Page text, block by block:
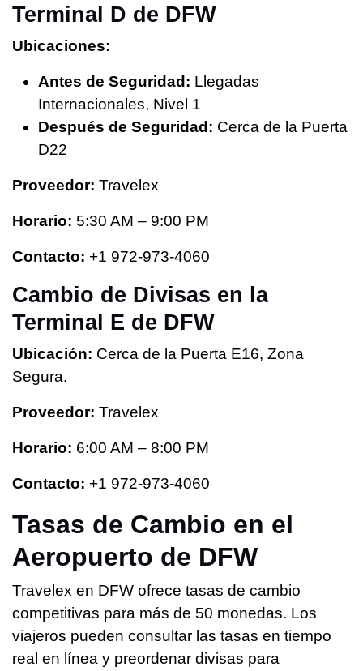
Terminal D de DFW
Ubicaciones:
Antes de Seguridad: Llegadas
Internacionales, Nivel 1
Después de Seguridad: Cerca de la Puerta
D22
Proveedor: Travelex
Horario: 5:30 AM – 9:00 PM
Contacto: +1 972-973-4060
Cambio de Divisas en la
Terminal E de DFW
Ubicación: Cerca de la Puerta E16, Zona
Segura.
Proveedor: Travelex
Horario: 6:00 AM – 8:00 PM
Contacto: +1 972-973-4060
Tasas de Cambio en el
Aeropuerto de DFW
Travelex en DFW ofrece tasas de cambio
competitivas para más de 50 monedas. Los
viajeros pueden consultar las tasas en tiempo
real en línea y preordenar divisas para